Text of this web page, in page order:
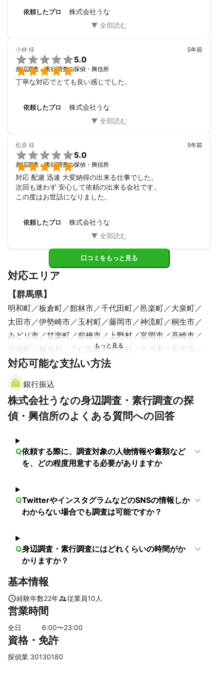
依頼したプロ 株式会社うな
小林 様


5.0
身辺調査・素行調査の探偵・興信所
5年前
丁寧な対応でとても良い感じでした。
依頼したプロ 株式会社うな
松原 様


5.0
身辺調査・素行調査の探偵・興信所
5年前
対応 配慮 迅速 大変納得の出来る仕事でした。
次回も迷わず 安心して依頼の出来る会社です。
この度はお世話になりました。
依頼したプロ 株式会社うな
口コミをもっと見る
対応エリア
【群馬県】
明和町 板倉町 館林市 千代田町 邑楽町
大泉町
太田市
伊勢崎市 玉村町 藤岡市 神流町
桐生市
みどり市
甘楽町 前橋市 上野村 富岡市
高崎市
吉岡町
榛東村 下仁田町 南牧村 渋川市
安中市
昭和村
沼田市 高山村 東吾妻町
長野原町
【大分県】
姫島村 津久見市 国東市 臼杵市
杵築市
豊後高田市
大分市 佐伯市 日出町 別府市
日田市
秋田県】
由利本荘市
井川町
五城目町 上小阿仁村 男鹿市
八郎潟町
大潟村
三種町 北秋田市 能代市 鹿角市
【富山県
立山町 黒部市 朝日町 上市町 魚津市
富山市
入善町
滑川市
高岡市
小矢部市
【鳥取県】
若桜町 岩美町
三朝町
伯耆町
日野町
【大阪府】
対応可能な支払い方法
銀行振込
株式会社うなの身辺調査・素行調査の探
偵・興信所のよくある質問への回答
Q依頼する際に、調査対象の人物情報や書類など
を、どの程度用意する必要がありますか
QTwitterやインスタグラムなどのSNSの情報しか
わからない場合でも調査は可能ですか？
Q身辺調査・素行調査にはどれくらいの時間がか
かりますか？
基本情報
経験年数22年 従業員10 人
営業時間
全日 6:00〜23:00
資格・免許
探偵業 30130180